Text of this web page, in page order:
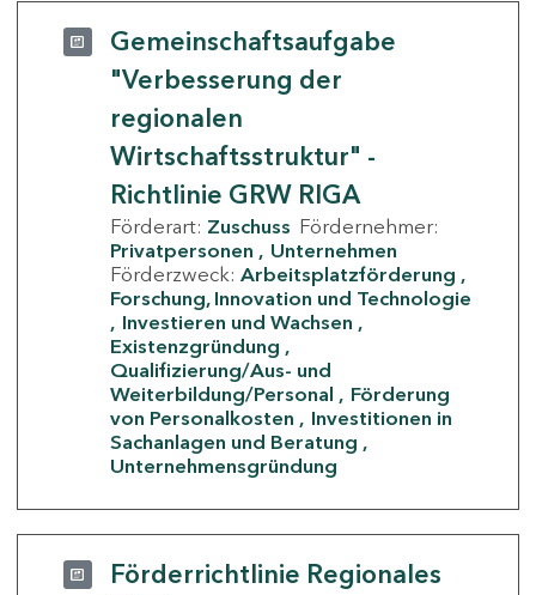
Gemeinschaftsaufgabe
"Verbesserung der
regionalen
Wirtschaftsstruktur" -
Richtlinie GRW RIGA
Förderart: Zuschuss Fördernehmer:
Privatpersonen
Unternehmen
Förderzweck: Arbeitsplatzförderung
Forschung, Innovation und Technologie
Investieren und Wachsen
Existenzgründung
Qualifizierung/Aus- und
Weiterbildung/Personal
Förderung
von Personalkosten
Investitionen in
Sachanlagen und Beratung
Unternehmensgründung
Förderrichtlinie Regionales